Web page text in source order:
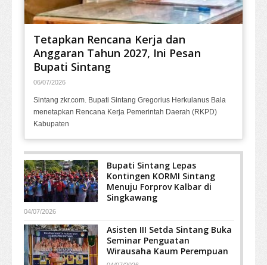
Tetapkan Rencana Kerja dan
Anggaran Tahun 2027, Ini Pesan
Bupati Sintang
06/07/2026
Sintang zkr.com. Bupati Sintang Gregorius Herkulanus Bala
menetapkan Rencana Kerja Pemerintah Daerah (RKPD)
Kabupaten
Bupati Sintang Lepas
Kontingen KORMI Sintang
Menuju Forprov Kalbar di
Singkawang
04/07/2026
Asisten III Setda Sintang Buka
Seminar Penguatan
Wirausaha Kaum Perempuan